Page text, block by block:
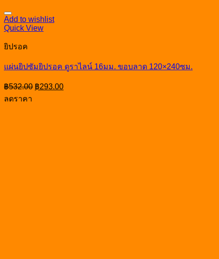
Add to wishlist
Quick View
ยิปรอค
แผ่นยิปซัมยิปรอค ดูราไลน์ 16มม. ขอบลาด 120×240ซม.
฿532.00 Original
price
฿293.00Current
price
ลดราคา